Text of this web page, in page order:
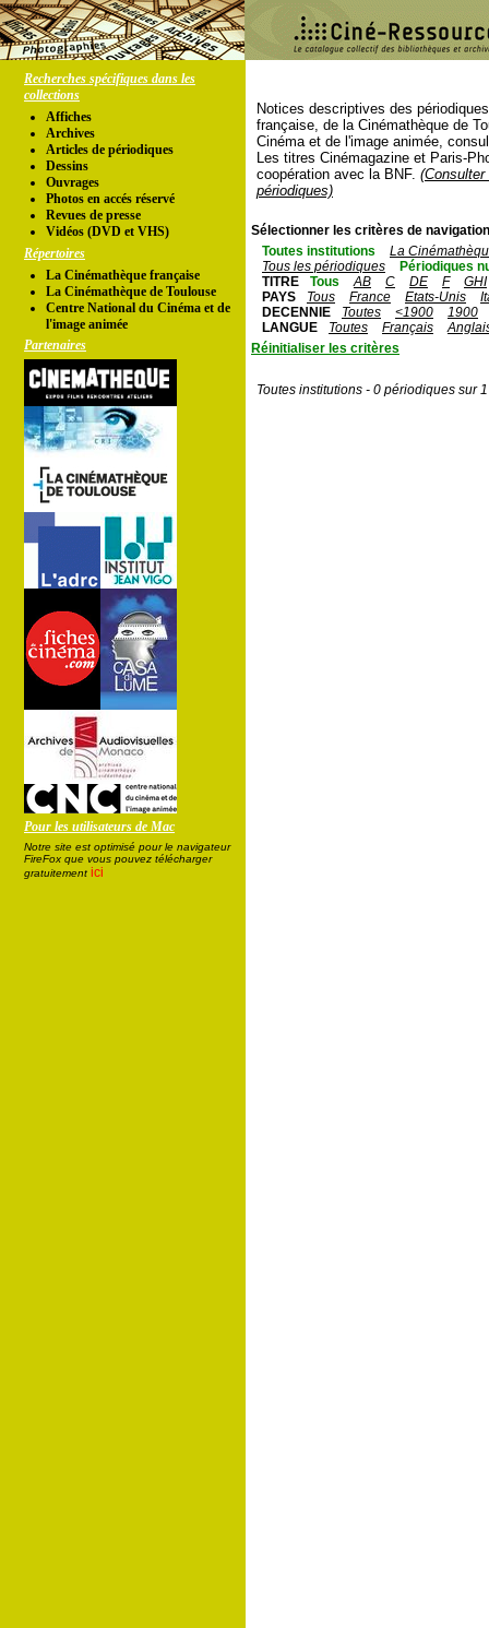
Recherches spécifiques dans les
collections
Affiches
Archives
Articles de périodiques
Dessins
Ouvrages
Photos en accés réservé
Revues de presse
Vidéos (DVD et VHS)
Répertoires
La Cinémathèque française
La Cinémathèque de Toulouse
Centre National du Cinéma et de
l'image animée
Partenaires
Pour les utilisateurs de Mac
Notre site est optimisé pour le navigateur
FireFox que vous pouvez télécharger
gratuitement ici
Notices descriptives des
française, de la Cinémathèque de
Cinéma et de l'image animée,
Les titres Cinémagazine et Paris-
coopération avec la BNF.
périodiques)
Sélectionner les critères de
Toutes institutions
La
Tous les périodiques
Périodiques
TITRE
Tous AB C DE F
GHI
PAYS
Tous France Etats-Unis
DECENNIE
Toutes <1900
1900
LANGUE
Toutes Français
Réinitialiser les critères
Toutes institutions - 0 périodiques sur